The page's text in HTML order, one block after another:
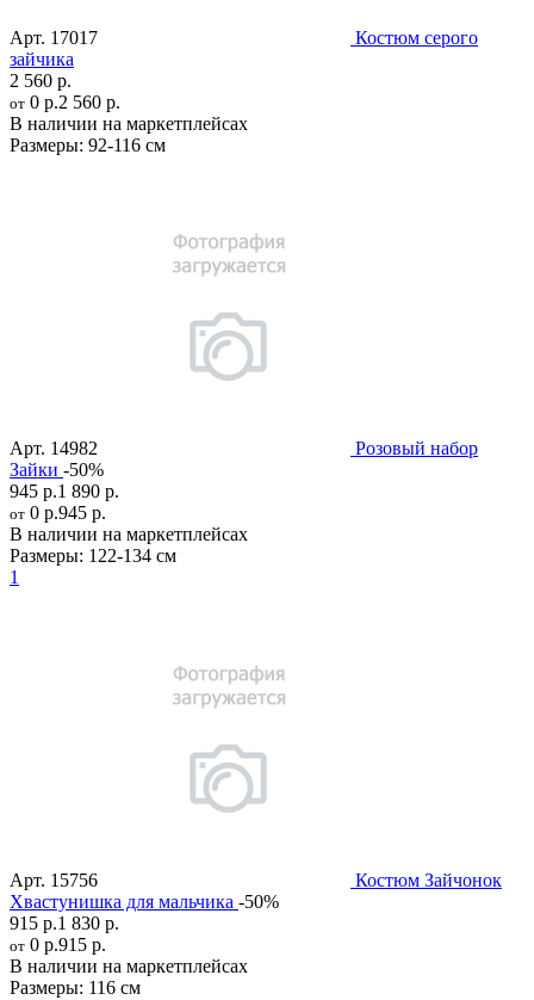
Арт. 17017
Костюм серого
зайчика
2 560 р.
от 0 р.2 560 р.
В наличии на маркетплейсах
Размеры: 92-116 см
Арт. 14982
Розовый набор
Зайки -50%
945 р.1 890 р.
от 0 р.945 р.
В наличии на маркетплейсах
Размеры: 122-134 см
1
Арт. 15756
Костюм Зайчонок
Хвастунишка для мальчика -50%
915 р.1 830 р.
от 0 р.915 р.
В наличии на маркетплейсах
Размеры: 116 см